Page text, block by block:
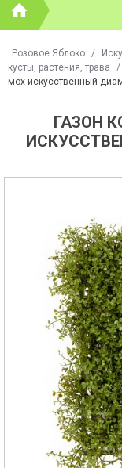
Розовое Яблоко /
кусты, растения, трава
/
мох искусственный
ГАЗОН